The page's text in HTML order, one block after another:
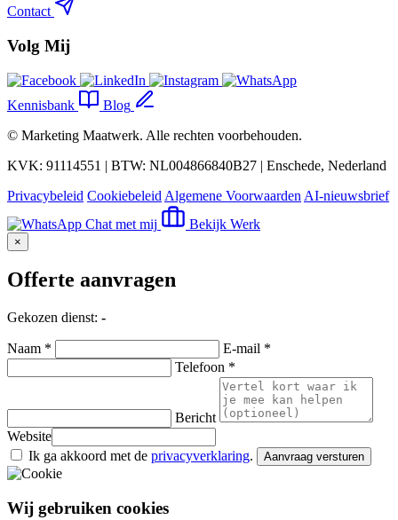
Contact
Volg Mij
Kennisbank
Blog
© Marketing Maatwerk. Alle rechten voorbehouden.
KVK: 91114551 | BTW: NL004866840B27 | Enschede, Nederland
Privacybeleid Cookiebeleid Algemene Voorwaarden AI-nieuwsbrief
Chat met mij
Bekijk Werk
×
Offerte aanvragen
Gekozen dienst: -
Naam *
E-mail *
Telefoon *
Bericht
Website
Ik ga akkoord met de privacyverklaring. Aanvraag versturen
Wij gebruiken cookies